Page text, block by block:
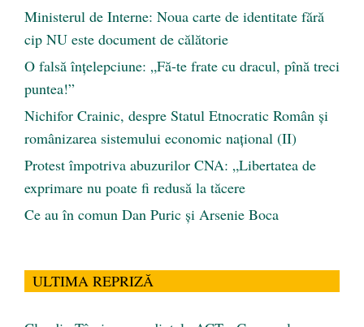
Ministerul de Interne: Noua carte de identitate fără
cip NU este document de călătorie
O falsă înțelepciune: „Fă-te frate cu dracul, pînă treci
puntea!”
Nichifor Crainic, despre Statul Etnocratic Român şi
românizarea sistemului economic naţional (II)
Protest împotriva abuzurilor CNA: „Libertatea de
exprimare nu poate fi redusă la tăcere
Ce au în comun Dan Puric şi Arsenie Boca
ULTIMA REPRIZĂ